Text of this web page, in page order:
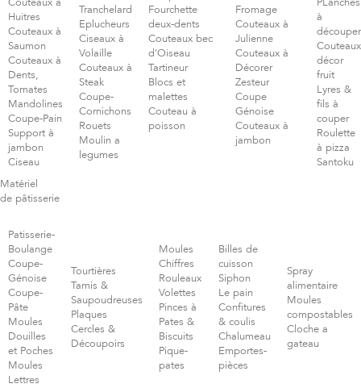
Couteaux à
Huitres
Couteaux à
Saumon
Couteaux à
Dents,
Tomates
Mandolines
Coupe-Pain
Support à
jambon
Ciseau
Tranchelard
Eplucheurs
Ciseaux à
Volaille
Couteaux à
Steak
Coupe-
Cornichons
Rouets
Moulin a
legumes
Fourchette
deux-dents
Couteaux bec
d'Oiseau
Tartineur
Blocs et
malettes
Couteau à
poisson
Fromage
Couteaux à
Julienne
Couteaux à
Décorer
Zesteur
Coupe
Génoise
Couteaux à
jambon
PLanches
à
découper
Couteaux
décor
fruit
Lyres &
fils à
couper
Roulette
à pizza
Santoku
Matériel
de pâtisserie
Patisserie-
Boulange
Coupe-
Génoise
Coupe-
Pâte
Moules
Douilles
et Poches
Moules
Lettres
Tourtières
Tamis &
Saupoudreuses
Plaques
Cercles &
Découpoirs
Moules
Chiffres
Rouleaux
Volettes
Pinces à
Pates &
Biscuits
Pique-
pates
Billes de
cuisson
Siphon
Le pain
Confitures
& coulis
Chalumeau
Emportes-
pièces
Spray
alimentaire
Moules
compostables
Cloche a
gateau